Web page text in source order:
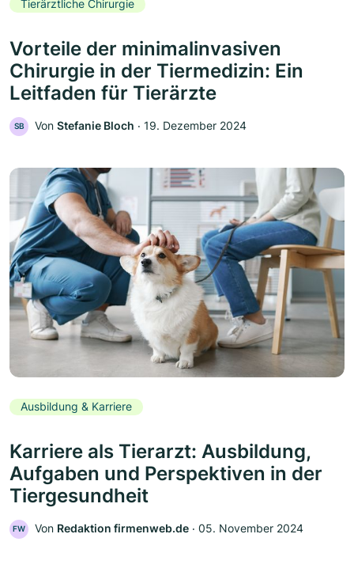
Tierärztliche Chirurgie
Vorteile der minimalinvasiven
Chirurgie in der Tiermedizin: Ein
Leitfaden für Tierärzte
SB Von Stefanie Bloch ‧ 19. Dezember 2024
Ausbildung & Karriere
Karriere als Tierarzt: Ausbildung,
Aufgaben und Perspektiven in der
Tiergesundheit
FW Von Redaktion firmenweb.de ‧ 05. November 2024